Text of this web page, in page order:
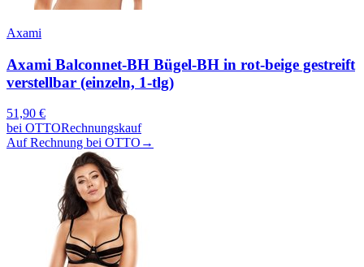
Axami
Axami Balconnet-BH Bügel-BH in rot-beige gestreift
verstellbar (einzeln, 1-tlg)
51,90 €
bei OTTORechnungskauf
Auf Rechnung bei OTTO →